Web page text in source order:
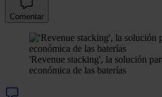
Comentar
'Revenue stacking', la solución
económica de las baterías